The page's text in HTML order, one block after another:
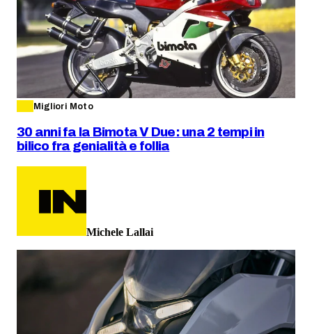
Migliori Moto
30 anni fa la Bimota V Due: una 2 tempi in
bilico fra genialità e follia
Michele Lallai